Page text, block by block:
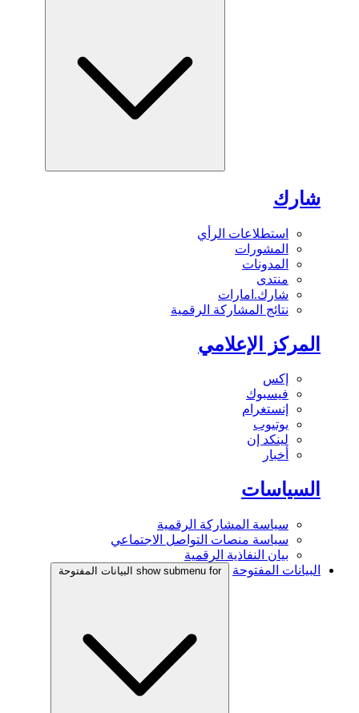
شارك
استطلاعات الرأي
المشورات
المدونات
منتدى
شارك.امارات
نتائج المشاركة الرقمية
المركز الإعلامي
إكس
فيسبوك
إنستغرام
يوتيوب
لينكد إن
أخبار
السياسات
سياسة المشاركة الرقمية
سياسة منصات التواصل الاجتماعي
بيان النفاذية الرقمية
البيانات المفتوحة
show submenu for البيانات المفتوحة